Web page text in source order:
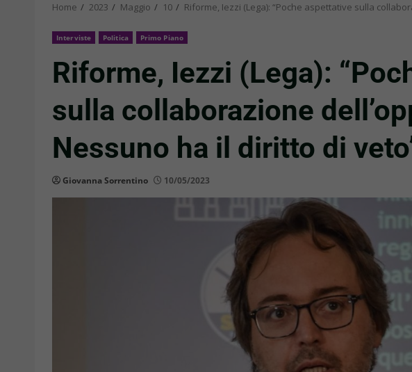
Home 2023 Maggio 10 Riforme, Iezzi (Lega): “Poche aspettative sulla
Interviste Politica Primo Piano
Riforme, Iezzi (Lega):
sulla collaborazione
Nessuno ha il diritto di
Giovanna Sorrentino 10/05/2023